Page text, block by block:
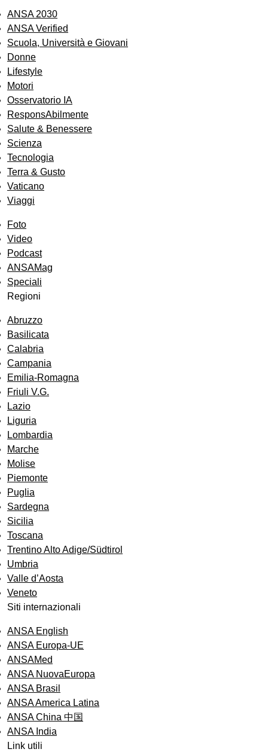
ANSA 2030
ANSA Verified
Scuola, Università e Giovani
Donne
Lifestyle
Motori
Osservatorio IA
ResponsAbilmente
Salute & Benessere
Scienza
Tecnologia
Terra & Gusto
Vaticano
Viaggi
Foto
Video
Podcast
ANSAMag
Speciali
Regioni
Abruzzo
Basilicata
Calabria
Campania
Emilia-Romagna
Friuli V.G.
Lazio
Liguria
Lombardia
Marche
Molise
Piemonte
Puglia
Sardegna
Sicilia
Toscana
Trentino Alto Adige/Südtirol
Umbria
Valle d’Aosta
Veneto
Siti internazionali
ANSA English
ANSA Europa-UE
ANSAMed
ANSA NuovaEuropa
ANSA Brasil
ANSA America Latina
ANSA China 中国
ANSA India
Link utili